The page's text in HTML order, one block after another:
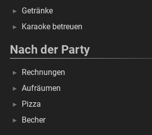
Getränke
Karaoke betreuen
Nach der Party
Rechnungen
Aufräumen
Pizza
Becher